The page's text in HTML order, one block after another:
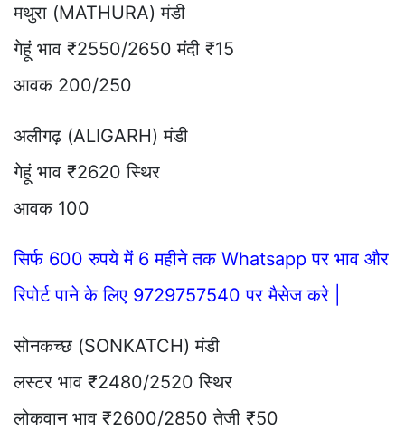
मथुरा (MATHURA) मंडी
गेहूं भाव ₹2550/2650 मंदी ₹15
आवक 200/250
अलीगढ़ (ALIGARH) मंडी
गेहूं भाव ₹2620 स्थिर
आवक 100
सिर्फ 600 रुपये में 6 महीने तक Whatsapp पर भाव और
रिपोर्ट पाने के लिए 9729757540 पर मैसेज करे |
सोनकच्छ (SONKATCH) मंडी
लस्टर भाव ₹2480/2520 स्थिर
लोकवान भाव ₹2600/2850 तेजी ₹50